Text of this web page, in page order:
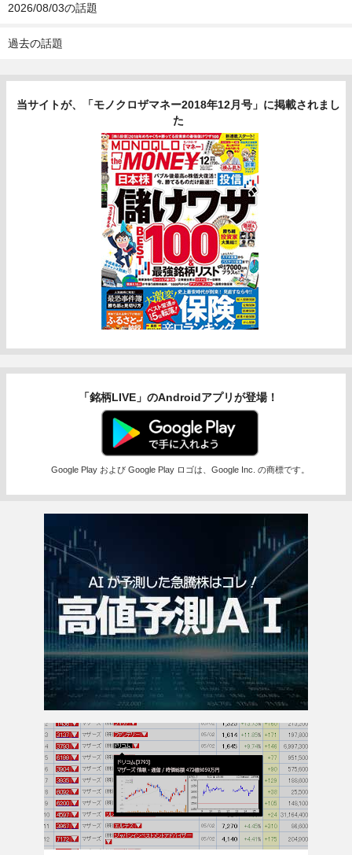
2026/08/03の話題
過去の話題
当サイトが、「モノクロザマネー2018年12月号」に掲載されまし
た
「銘柄LIVE」のAndroidアプリが登場！
Google Play および Google Play ロゴは、Google Inc. の商標です。